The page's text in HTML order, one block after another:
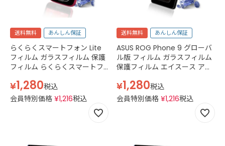
送料無料 あんしん保証
らくらくスマートフォン Lite
フィルム ガラスフィルム 保護
フィルム らくらくスマートフ
ー MR01 スマホフィルム 強化
ガラス 透明 クリア
¥1,280税込
会員特別価格 ¥1,216税込
送料無料 あんしん保証
ASUS ROG Phone 9 グローバ
ル版 フィルム ガラスフィルム
保護フィルム エイスース アー
ー スマホフィルム 強化ガラス
ブラック 黒
¥1,280税込
会員特別価格 ¥1,216税込